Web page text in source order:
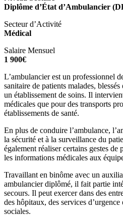
Diplôme d’État d’Ambulancier
Secteur d’Activité
Médical
Salaire Mensuel
1 900€
L’ambulancier est un professionnel
sanitaire de patients malades,
un établissement de soins. Il
médicales que pour des transports
établissements de santé.
En plus de conduire l’ambulance,
la sécurité et à la surveillance du
également réaliser certains gestes de
les informations médicales aux
Travaillant en binôme avec un
ambulancier diplômé, il fait partie
secours. Il peut exercer dans des
des hôpitaux, des services
sociales.